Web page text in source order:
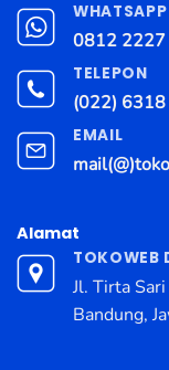
WHATSAPP
0812
TELEPON
(022)
EMAIL
Alamat
TOKOWEB
Jl. Tirta
Bandung,